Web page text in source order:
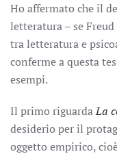
Ho affermato che il
letteratura – se
tra letteratura e
conferme a questa
esempi.
Il primo riguardaLa
desiderio per il
oggetto empirico,